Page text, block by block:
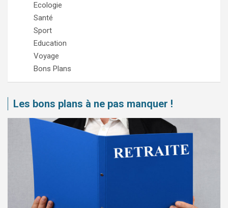
Ecologie
Santé
Sport
Education
Voyage
Bons Plans
Les bons plans à ne pas manquer !